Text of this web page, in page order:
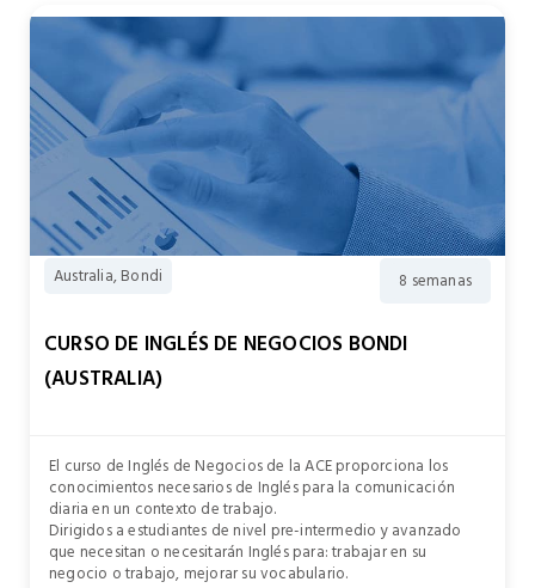
Australia, Bondi 8 semanas
CURSO DE INGLÉS DE NEGOCIOS BONDI
(AUSTRALIA)
El curso de Inglés de Negocios de la ACE proporciona los
conocimientos necesarios de Inglés para la comunicación
diaria en un contexto de trabajo.
Dirigidos a estudiantes de nivel pre-intermedio y avanzado
que necesitan o necesitarán Inglés para: trabajar en su
negocio o trabajo, mejorar su vocabulario.